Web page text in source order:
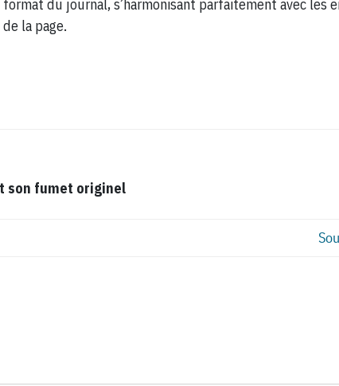
format du journal, s’harmonisant parfaitement avec les
de la page.
son fumet originel